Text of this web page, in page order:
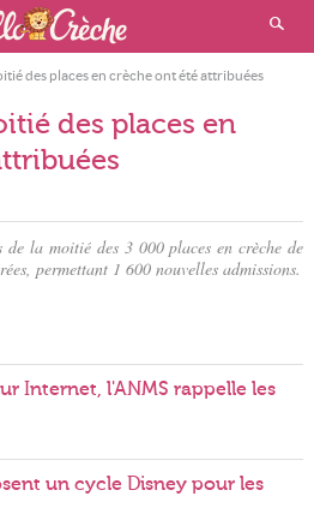
des places en crèche ont été attribuées
des places en
la moitié des 3 000 places en crèche de
permettant 1 600 nouvelles admissions.
Internet, l'ANMS rappelle les
un cycle Disney pour les